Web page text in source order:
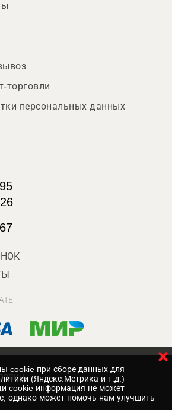
торговли
персональных данных
cookie при сборе данных для
(Яндекс.Метрика и т.д.)
cookie информация не может
однако может помочь нам улучшить